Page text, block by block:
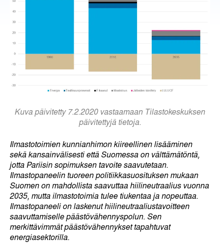
Kuva päivitetty 7.2.2020 vastaamaan Tilastokeskuksen
päivitettyjä tietoja.
Ilmastotoimien kunnianhimon kiireellinen lisääminen
sekä kansainvälisesti että Suomessa on välttämätöntä,
jotta Pariisin sopimuksen tavoite saavutetaan.
Ilmastopaneelin tuoreen politiikkasuosituksen mukaan
Suomen on mahdollista saavuttaa hiilineutraalius vuonna
2035, mutta ilmastotoimia tulee tiukentaa ja nopeuttaa.
Ilmastopaneeli on laskenut hiilineutraaliustavoitteen
saavuttamiselle päästövähennyspolun. Sen
merkittävimmät päästövähennykset tapahtuvat
energiasektorilla.